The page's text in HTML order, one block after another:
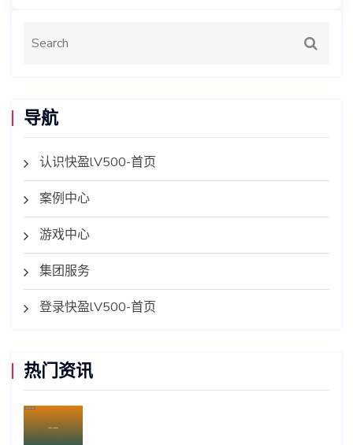
导航
认识快盈lV500-首页
案例中心
游戏中心
集团服务
登录快盈lV500-首页
热门资讯